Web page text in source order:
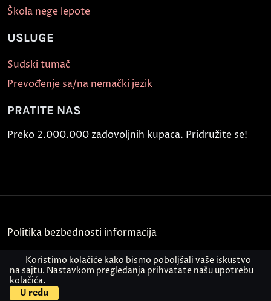
Škola nege lepote
USLUGE
Sudski tumač
Prevođenje sa/na nemački jezik
PRATITE NAS
Preko 2.000.000 zadovoljnih kupaca. Pridružite se!
Politika bezbednosti informacija
Kontakt
© Akademija Oxford 2026.
Koristimo kolačiće kako bismo poboljšali vaše iskustvo
na sajtu. Nastavkom pregledanja prihvatate našu upotrebu
kolačića.
U redu